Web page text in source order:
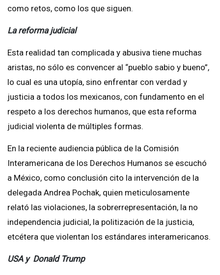
como retos, como los que siguen.
La reforma judicial
Esta realidad tan complicada y abusiva tiene muchas
aristas, no sólo es convencer al “pueblo sabio y bueno”,
lo cual es una utopía, sino enfrentar con verdad y
justicia a todos los mexicanos, con fundamento en el
respeto a los derechos humanos, que esta reforma
judicial violenta de múltiples formas.
En la reciente audiencia pública de la Comisión
Interamericana de los Derechos Humanos se escuchó
a México, como conclusión cito la intervención de la
delegada Andrea Pochak, quien meticulosamente
relató las violaciones, la sobrerrepresentación, la no
independencia judicial, la politización de la justicia,
etcétera que violentan los estándares interamericanos.
USA y Donald Trump